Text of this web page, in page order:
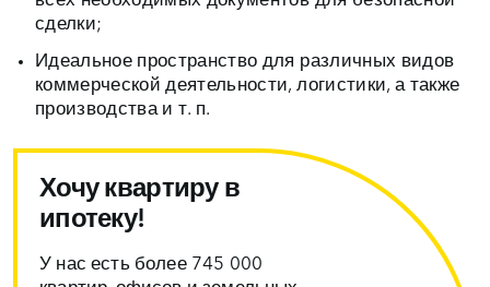
сделки;
Идеальное пространство для различных видов
коммерческой деятельности, логистики, а также
производства и т. п.
Хочу квартиру в
ипотеку!
У нас есть более 745 000